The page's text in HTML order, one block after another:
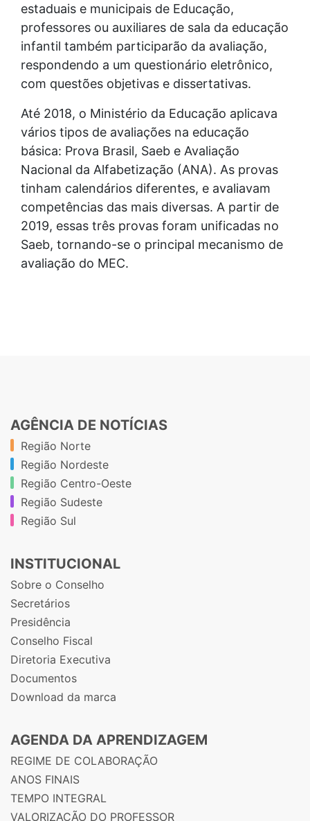
estaduais e municipais de Educação,
professores ou auxiliares de sala da educação
infantil também participarão da avaliação,
respondendo a um questionário eletrônico,
com questões objetivas e dissertativas.
Até 2018, o Ministério da Educação aplicava
vários tipos de avaliações na educação
básica: Prova Brasil, Saeb e Avaliação
Nacional da Alfabetização (ANA). As provas
tinham calendários diferentes, e avaliavam
competências das mais diversas. A partir de
2019, essas três provas foram unificadas no
Saeb, tornando-se o principal mecanismo de
avaliação do MEC.
AGÊNCIA DE NOTÍCIAS
Região Norte
Região Nordeste
Região Centro-Oeste
Região Sudeste
Região Sul
INSTITUCIONAL
Sobre o Conselho
Secretários
Presidência
Conselho Fiscal
Diretoria Executiva
Documentos
Download da marca
AGENDA DA APRENDIZAGEM
REGIME DE COLABORAÇÃO
ANOS FINAIS
TEMPO INTEGRAL
VALORIZAÇÃO DO PROFESSOR